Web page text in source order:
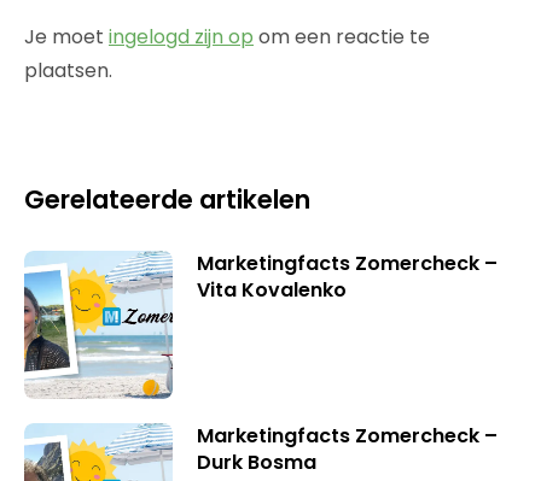
Je moet ingelogd zijn op om een reactie te
plaatsen.
Gerelateerde artikelen
Marketingfacts Zomercheck –
Vita Kovalenko
Marketingfacts Zomercheck –
Durk Bosma